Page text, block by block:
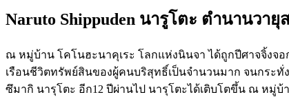
Naruto Shippuden นารูโตะ ตำนานวา
ณ หมู่บ้าน โคโนฮะนาคุเระ โลกแห่งนินจา ได้ถูกปีศาจจิ้งจ
เรือนชีวิตทรัพย์สินของผู้คนบริสุทธิ์เป็นจำนวนมาก จนกระทั่
ซึมากิ นารุโตะ อีก12 ปีผ่านไป นารุโตะได้เติบโตขึ้น ณ หมู่บ้